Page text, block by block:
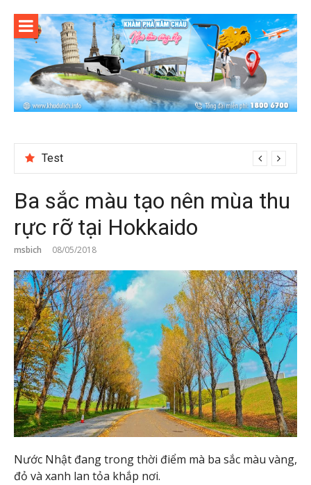
content
Test
Ba sắc màu tạo nên mùa thu
rực rỡ tại Hokkaido
msbich 08/05/2018
Nước Nhật đang trong thời điểm mà ba sắc màu vàng,
đỏ và xanh lan tỏa khắp nơi.